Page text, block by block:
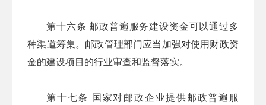
第十六条 邮政普遍服务建设资金可以通过多
种渠道筹集。邮政管理部门应当加强对使用财政资
金的建设项目的行业审查和监督落实。
第十七条 国家对邮政企业提供邮政普遍服